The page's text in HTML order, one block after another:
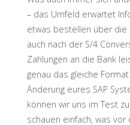
wird?"
Gaulic
Village
of
– das Umfeld erwartet
etwas bestellen über die
auch nach der S/4
Zahlungen an die Bank
genau das gleiche
Änderung eures SAP
können wir uns im Test
schauen einfach, was